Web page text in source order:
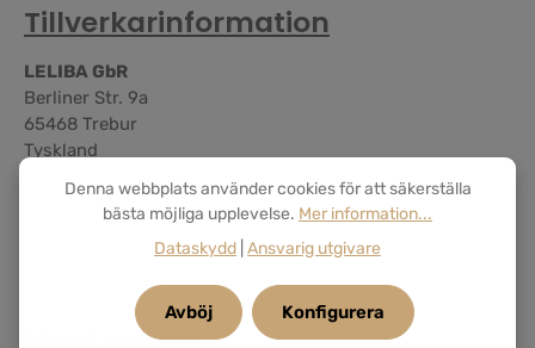
Tillverkarinformation
LELIBA GbR
Berliner Str. 9a
65468 Trebur
Tyskland
info@leliba.baby
www.leliba.baby
0 från 0 omdömen
Denna webbplats använder cookies för att säkerställa
bästa möjliga upplevelse. Mer information...
Dataskydd Ansvarig utgivare
Avböj Konfigurera